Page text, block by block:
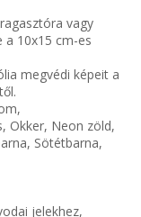
vagy
a 10x15 cm-es
megvédi képeit a
Okker, Neon zöld,
Sötétbarna,
jelekhez,